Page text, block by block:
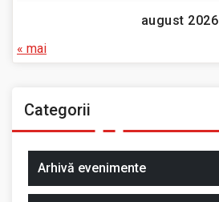
august 2026
« mai
Categorii
Arhivă evenimente